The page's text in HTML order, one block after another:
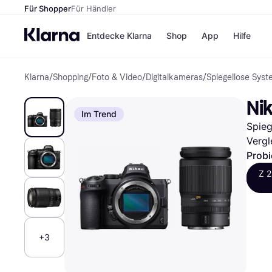
Für ShopperFür Händler
Entdecke Klarna
Zahlungsmethoden
Bezahle in bis zu 30
Tagen
Ratenzahlung
Shop
Shops
H&M
Temu
Alle Shops
App Hilfe
Klarna/Shopping/Foto & Video/Digitalkameras/Spiegellose
Im Trend
+3
Z